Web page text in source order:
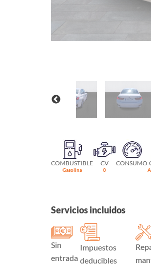
COMBUSTIBLE
Gasolina
CV
0
CONSUMO
Servicios incluidos
Sin
entrada
Impuestos
deducibles